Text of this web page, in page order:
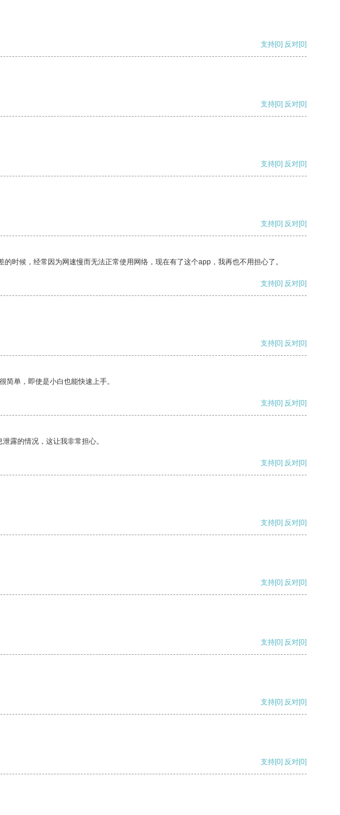
支持[0] 反对[0]
支持[0] 反对[0]
支持[0] 反对[0]
支持[0] 反对[0]
时候，经常因为网速慢而无法正常使用网络，现在有了这个app，我再也不用担心了。
支持[0] 反对[0]
支持[0] 反对[0]
单，即使是小白也能快速上手。
支持[0] 反对[0]
露的情况，这让我非常担心。
支持[0] 反对[0]
支持[0] 反对[0]
支持[0] 反对[0]
支持[0] 反对[0]
支持[0] 反对[0]
支持[0] 反对[0]